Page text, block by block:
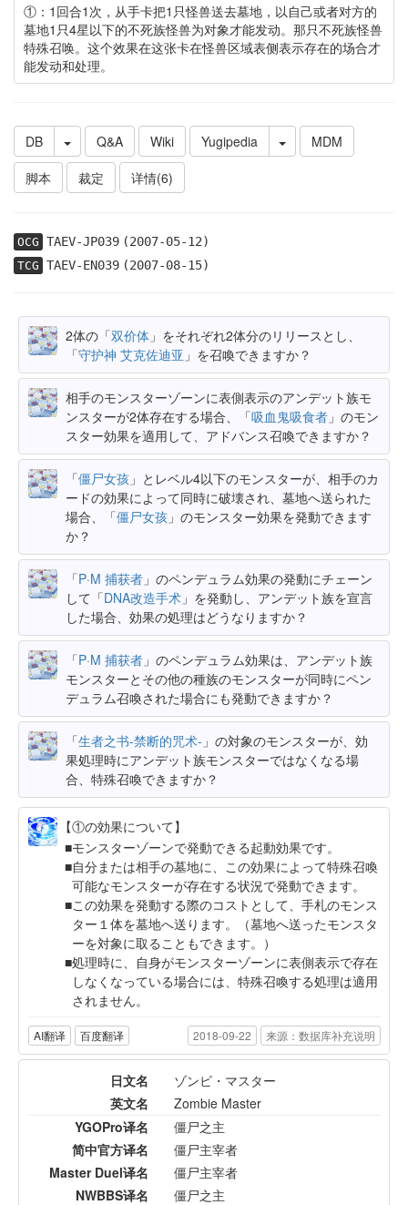
①：1回合1次，从手卡把1只怪兽送去墓地，以自己或者对方的
墓地1只4星以下的不死族怪兽为对象才能发动。那只不死族怪兽
特殊召唤。这个效果在这张卡在怪兽区域表侧表示存在的场合才
能发动和处理。
DB Q&A Wiki Yugipedia
MDM
脚本
裁定 详情(6)
OCG TAEV-JP039(2007-05-12)
TCG TAEV-EN039(2007-08-15)
2体の「双价体 」をそれぞれ2体分のリリースとし、
「守护神 艾克佐迪亚 」を召喚できますか？
相手のモンスターゾーンに表側表示のアンデット族モ
ンスターが2体存在する場合、「吸血鬼吸食者 」のモン
スター効果を適用して、アドバンス召喚できますか？
「僵尸女孩 」とレベル4以下のモンスターが、相手のカ
ードの効果によって同時に破壊され、墓地へ送られた
場合、「僵尸女孩 」のモンスター効果を発動できます
か？
「P·M 捕获者 」のペンデュラム効果の発動にチェーン
して「DNA改造手术 」を発動し、アンデット族を宣言
した場合、効果の処理はどうなりますか？
「P·M 捕获者 」のペンデュラム効果は、アンデット族
モンスターとその他の種族のモンスターが同時にペン
デュラム召喚された場合にも発動できますか？
「生者之书-禁断的咒术- 」の対象のモンスターが、効
果処理時にアンデット族モンスターではなくなる場
合、特殊召喚できますか？
【①の効果について】
モンスターゾーンで発動できる起動効果です。
自分または相手の墓地に、この効果によって特殊召喚
可能なモンスターが存在する状況で発動できます。
この効果を発動する際のコストとして、手札のモンス
ター１体を墓地へ送ります。（墓地へ送ったモンスタ
ーを対象に取ることもできます。）
処理時に、自身がモンスターゾーンに表側表示で存在
しなくなっている場合には、特殊召喚する処理は適用
されません。
AI翻译 百度翻译 2018-09-22 来源：数据库补充说明
日文名
ゾンビ・マスター
英文名
Zombie Master
YGOPro译名
僵尸之主
简中官方译名
僵尸主宰者
Master Duel译名
僵尸主宰者
NWBBS译名
僵尸之主